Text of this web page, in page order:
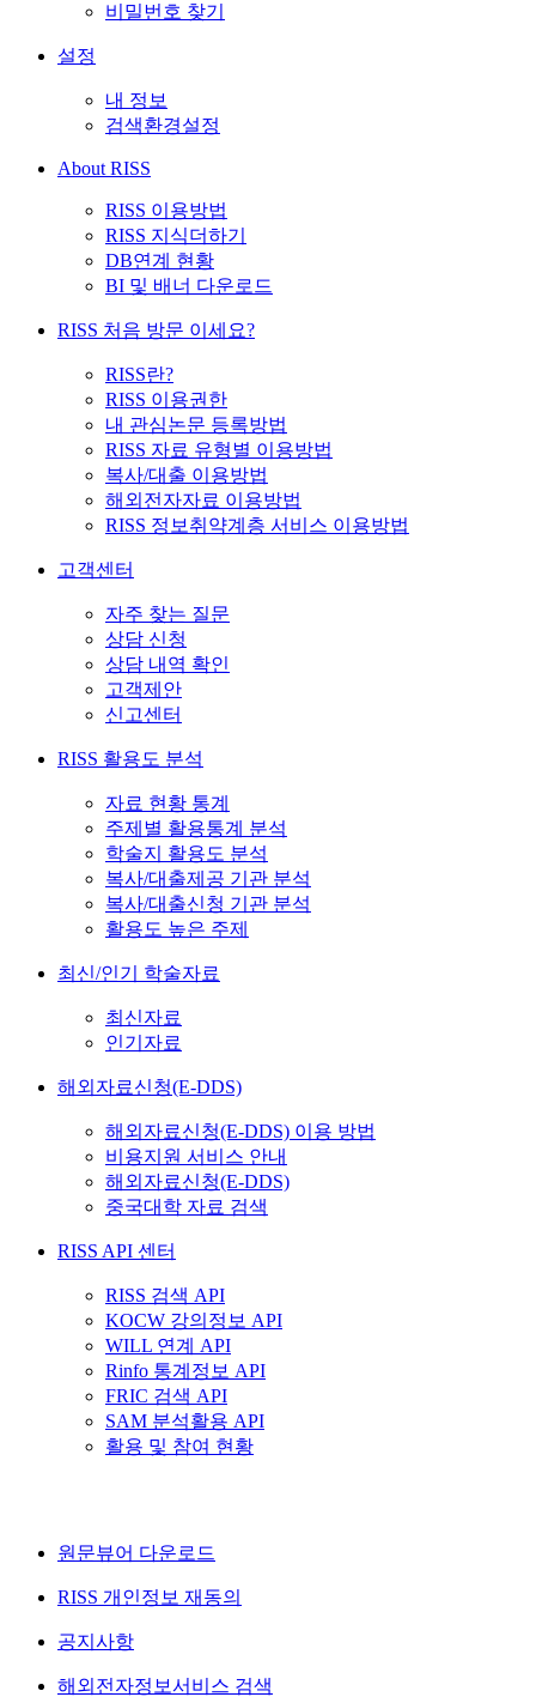
비밀번호 찾기
설정
내 정보
검색환경설정
About RISS
RISS 이용방법
RISS 지식더하기
DB연계 현황
BI 및 배너 다운로드
RISS 처음 방문 이세요?
RISS란?
RISS 이용권한
내 관심논문 등록방법
RISS 자료 유형별 이용방법
복사/대출 이용방법
해외전자자료 이용방법
RISS 정보취약계층 서비스 이용방법
고객센터
자주 찾는 질문
상담 신청
상담 내역 확인
고객제안
신고센터
RISS 활용도 분석
자료 현황 통계
주제별 활용통계 분석
학술지 활용도 분석
복사/대출제공 기관 분석
복사/대출신청 기관 분석
활용도 높은 주제
최신/인기 학술자료
최신자료
인기자료
해외자료신청(E-DDS)
해외자료신청(E-DDS) 이용 방법
비용지원 서비스 안내
해외자료신청(E-DDS)
중국대학 자료 검색
RISS API 센터
RISS 검색 API
KOCW 강의정보 API
WILL 연계 API
Rinfo 통계정보 API
FRIC 검색 API
SAM 분석활용 API
활용 및 참여 현황
원문뷰어 다운로드
RISS 개인정보 재동의
공지사항
해외전자정보서비스 검색